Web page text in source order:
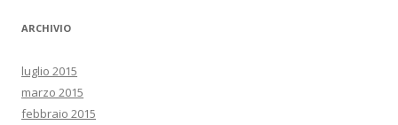
ARCHIVIO
luglio 2015
marzo 2015
febbraio 2015